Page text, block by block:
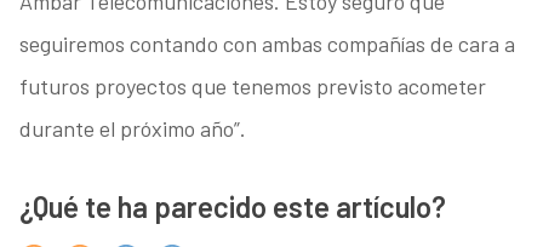
seguiremos contando con ambas compañías de cara a
futuros proyectos que tenemos previsto acometer
durante el próximo año”.
¿Qué te ha parecido este artículo?